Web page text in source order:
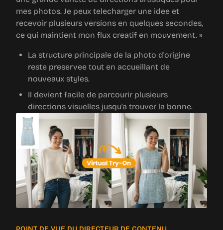
mes photos. Je peux telecharger une idee et
recevoir plusieurs versions en quelques secondes,
ce qui maintient mon flux creatif en mouvement. »
reste preservee tout en accueillant de
nouveaux styles.
Il devient facile de parcourir plusieurs
directions visuelles jusqu'a trouver la bonne.